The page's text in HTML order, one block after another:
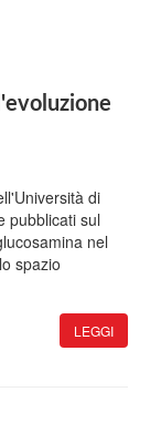
di
pubblicati sul
nel
spazio
LEGGI